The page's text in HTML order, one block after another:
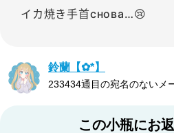
イカ焼き手首снова…😢
鈴蘭‬【✿*】
233434通目の宛名のないメ
この小瓶にお